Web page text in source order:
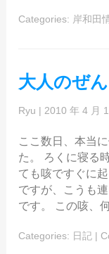
Categories: 岸和田
大人のぜん
Ryu | 2010 年 4 月
ここ数日、本当
た。 ろくに寝る
ても咳ですぐに
ですが、こうも
です。 この咳、
Categories: 日記 |